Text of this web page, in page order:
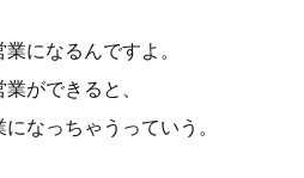
になるんですよ。
ができると、
なっちゃうっていう。